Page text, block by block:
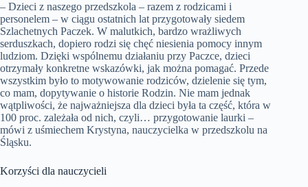
– Dzieci z naszego przedszkola – razem z rodzicami i
personelem – w ciągu ostatnich lat przygotowały siedem
Szlachetnych Paczek. W malutkich, bardzo wrażliwych
serduszkach, dopiero rodzi się chęć niesienia pomocy innym
ludziom. Dzięki wspólnemu działaniu przy Paczce, dzieci
otrzymały konkretne wskazówki, jak można pomagać. Przede
wszystkim było to motywowanie rodziców, dzielenie się tym,
co mam, dopytywanie o historie Rodzin. Nie mam jednak
wątpliwości, że najważniejsza dla dzieci była ta część, która w
100 proc. zależała od nich, czyli… przygotowanie laurki –
mówi z uśmiechem Krystyna, nauczycielka w przedszkolu na
Śląsku.
Korzyści dla nauczycieli